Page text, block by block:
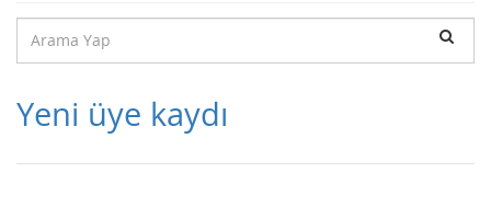
Yeni üye kaydı